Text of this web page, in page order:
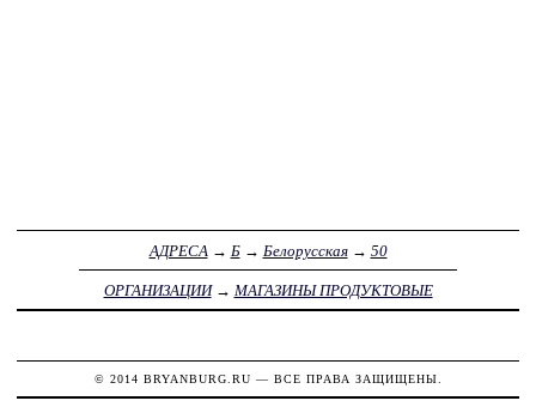
АДРЕСА → Б→ Белорусская→ 50
ОРГАНИЗАЦИИ→ МАГАЗИНЫ ПРОДУКТОВЫЕ
© 2014 BRYANBURG.RU — ВСЕ ПРАВА ЗАЩИЩЕНЫ.